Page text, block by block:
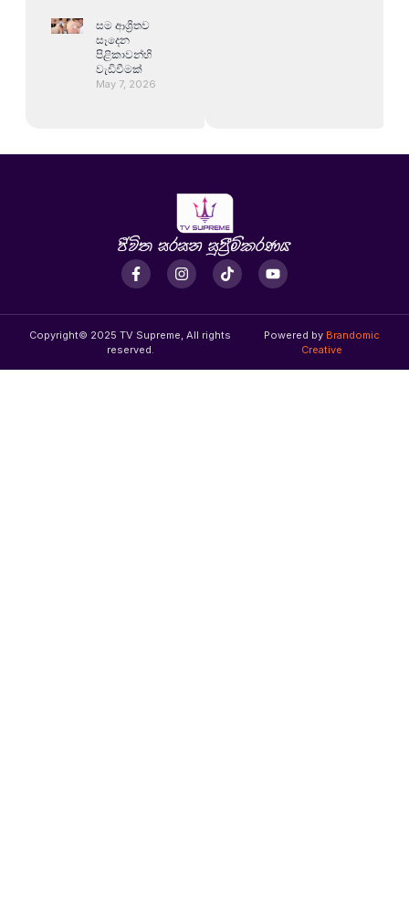
සම ආශ්‍රිතව
සෑදෙන
පිළිකාවන්හි
වැඩිවීමක්
May 7, 2026
Copyright© 2025 TV Supreme, All rights
reserved.
Powered by Brandomic
Creative